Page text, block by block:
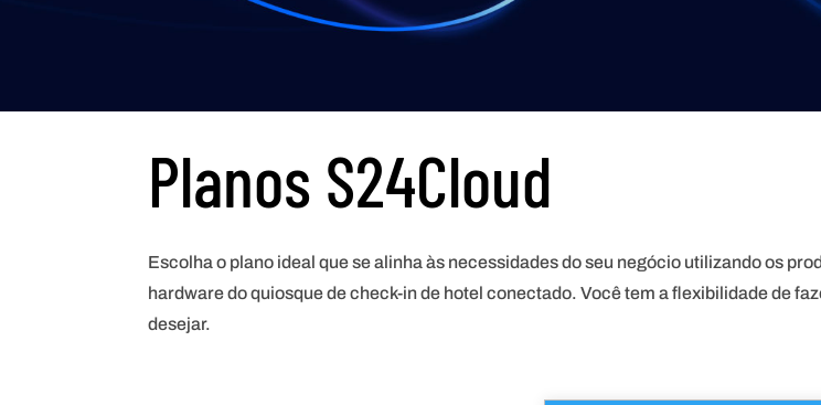
Planos S24Cloud
Escolha o plano ideal que se alinha às necessidades do seu negócio utilizando os
hardware do quiosque de check-in de hotel conectado. Você tem a flexibilidade de
desejar.